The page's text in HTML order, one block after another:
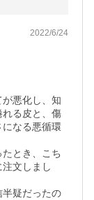
2022/6/24
悪化し、知
れる皮と、傷
なる悪循環
とき、こち
文しまし
疑だったの